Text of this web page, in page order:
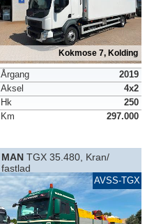
Kokmose 7, Kolding
Årgang
2019
Aksel
4x2
Hk
250
Km
297.000
MANTGX 35.480, Kran/
fastlad
AVSS-TGX